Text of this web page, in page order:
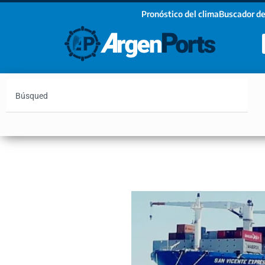
Pronóstico del climaBuscador
¡Sumate a nuestro Newsletter!
Email
Estoy de acuerdo con las condiciones y políticas